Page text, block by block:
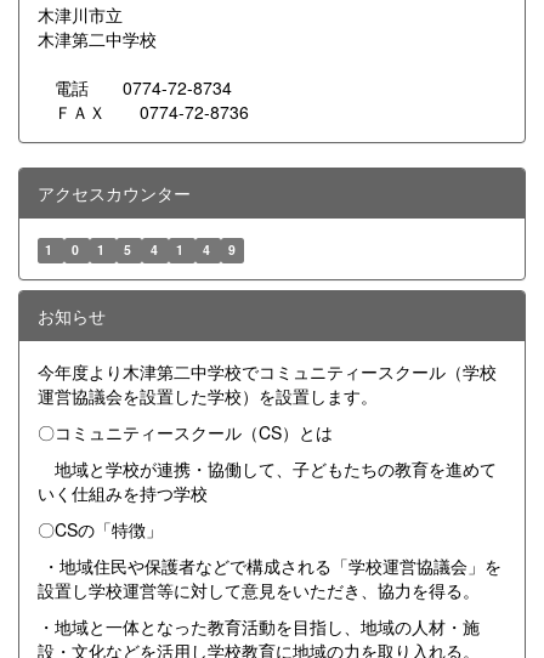
木津川市立
木津第二中学校
電話 0774-72-8734
ＦＡＸ 0774-72-8736
アクセスカウンター
1 0 1 5 4 1 4 9
お知らせ
今年度より木津第二中学校でコミュニティースクール（学校
運営協議会を設置した学校）を設置します。
〇コミュニティースクール（CS）とは
地域と学校が連携・協働して、子どもたちの教育を進めて
いく仕組みを持つ学校
〇CSの「特徴」
・地域住民や保護者などで構成される「学校運営協議会」を
設置し学校運営等に対して意見をいただき、協力を得る。
・地域と一体となった教育活動を目指し、地域の人材・施
設・文化などを活用し学校教育に地域の力を取り入れる。